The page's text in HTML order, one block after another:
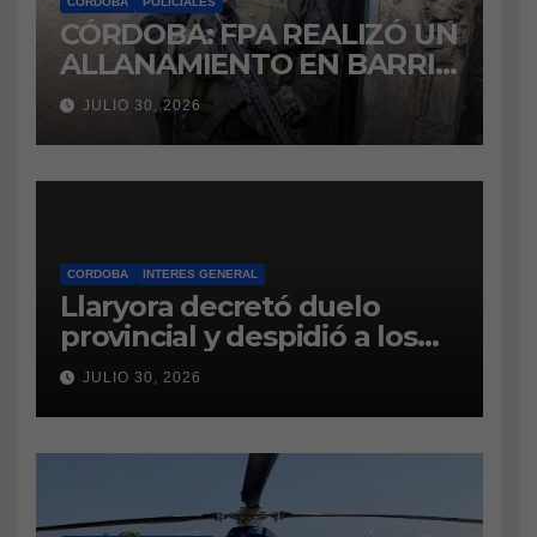
CÓRDOBA: FPA REALIZÓ UN
ALLANAMIENTO EN BARRIO
VILLA BOEDO
RELACIONADO CON UNA
CAUSA DE DROGAS EN LA
CÁRCEL DE BOUWER
JULIO 30, 2026
CORDOBA INTERES GENERAL
Llaryora decretó duelo
provincial y despidió a los
bomberos cordobeses
fallecidos en la tragedia
aérea de San Juan
JULIO 30, 2026